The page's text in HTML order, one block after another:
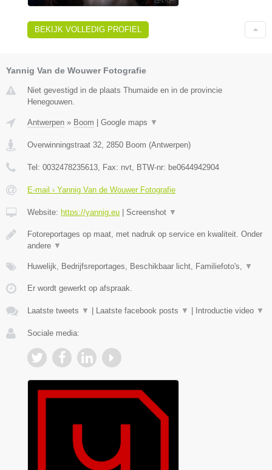
BEKIJK VOLLEDIG PROFIEL
Yannig Van de Wouwer Fotografie
Niet gevestigd in de plaats Thumaide en in de provincie
Henegouwen.
Antwerpen » Boom | Google maps ▼
Overwinningstraat 32 2850 Boom (Antwerpen)
Tel: 0032478235613 , Fax: nvt , BTW-nr: be0644942904
E-mail › Yannig Van de Wouwer Fotografie
Website: https://yannig.eu | Screenshot ▼
Fotoreportages op maat, met nadruk op service en kwaliteit. Onder
andere ▼
Huwelijk, Bedrijfsreportages, Beschikbaar licht, Familiefoto's, ▼
Er wordt gewerkt op afspraak.
Laatste tweets ▼ | Laatste facebook posts ▼ | Introductie video ▼
Sociale media: